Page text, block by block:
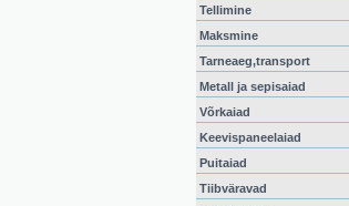
Tellimine
Maksmine
Tarneaeg,transport
Metall ja sepisaiad
Võrkaiad
Keevispaneelaiad
Puitaiad
Tiibväravad